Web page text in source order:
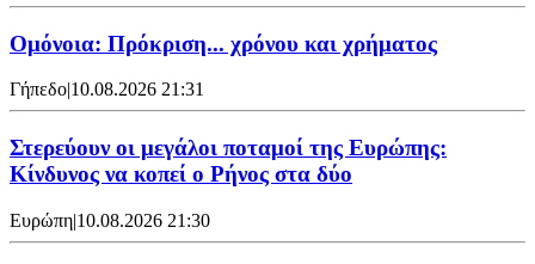
Ομόνοια: Πρόκριση... χρόνου και χρήματος
Γήπεδο|10.08.2026 21:31
Στερεύουν οι μεγάλοι ποταμοί της Ευρώπης:
Κίνδυνος να κοπεί ο Ρήνος στα δύο
Ευρώπη|10.08.2026 21:30